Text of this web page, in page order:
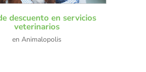
descuento en servicios
veterinarios
en Animalopolis